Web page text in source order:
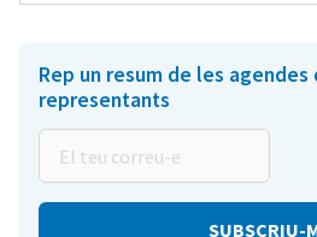
Rep un resum de les
representants
teu
correu-